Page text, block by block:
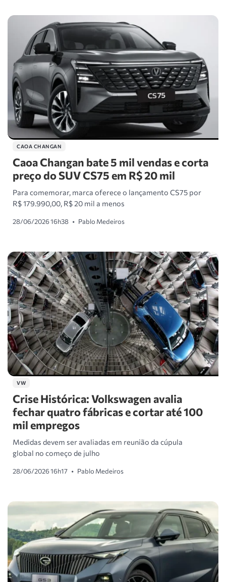
CAOA CHANGAN
Caoa Changan bate 5 mil vendas e corta
preço do SUV CS75 em R$ 20 mil
Para comemorar, marca oferece o lançamento CS75 por
R$ 179.990,00, R$ 20 mil a menos
28/06/2026 16h38 • Pablo Medeiros
VW
Crise Histórica: Volkswagen avalia
fechar quatro fábricas e cortar até 100
mil empregos
Medidas devem ser avaliadas em reunião da cúpula
global no começo de julho
28/06/2026 16h17 • Pablo Medeiros